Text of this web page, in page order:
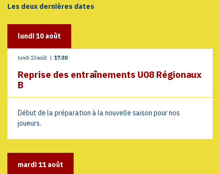
Les deux dernières dates
lundi10 août
lundi 10 août | 17:30
Reprise des entraînements U08 Régionaux
B
Début de la préparation à la nouvelle saison pour nos
joueurs.
mardi11 août